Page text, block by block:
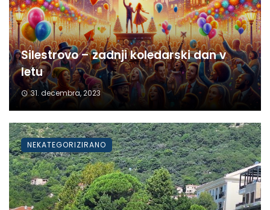
Silestrovo – zadnji koledarski dan v
letu
31. decembra, 2023
NEKATEGORIZIRANO